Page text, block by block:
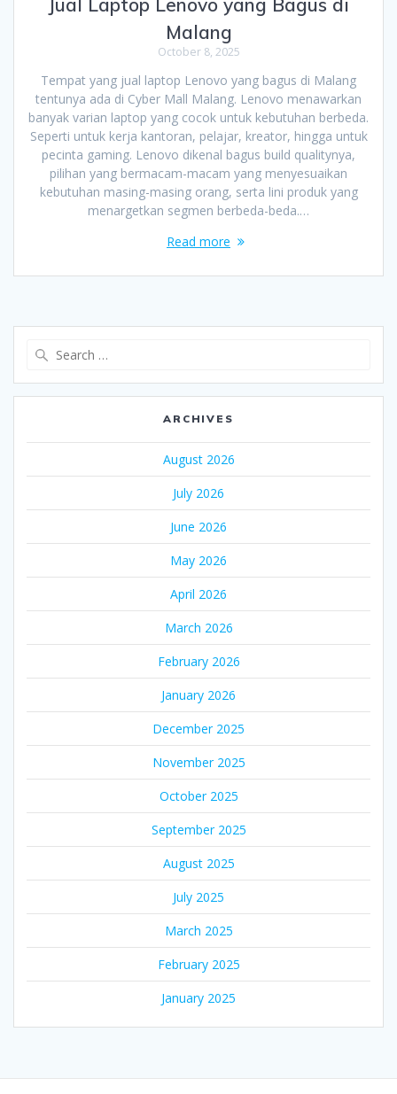
Jual Laptop Lenovo yang Bagus di
Malang
October 8, 2025
Tempat yang jual laptop Lenovo yang bagus di Malang
tentunya ada di Cyber Mall Malang. Lenovo menawarkan
banyak varian laptop yang cocok untuk kebutuhan berbeda.
Seperti untuk kerja kantoran, pelajar, kreator, hingga untuk
pecinta gaming. Lenovo dikenal bagus build qualitynya,
pilihan yang bermacam-macam yang menyesuaikan
kebutuhan masing-masing orang, serta lini produk yang
menargetkan segmen berbeda-beda.…
Read more
ARCHIVES
August 2026
July 2026
June 2026
May 2026
April 2026
March 2026
February 2026
January 2026
December 2025
November 2025
October 2025
September 2025
August 2025
July 2025
March 2025
February 2025
January 2025